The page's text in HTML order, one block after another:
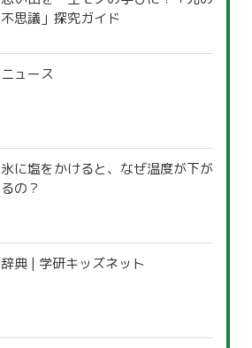
不思議」探究ガイド
ニュース
氷に塩をかけると、なぜ温度が下が
るの？
辞典 | 学研キッズネット